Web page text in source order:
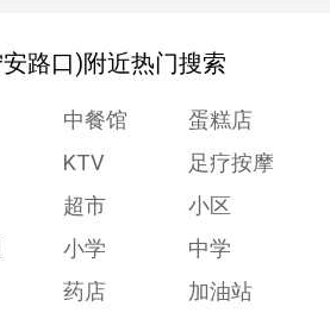
路口)附近热门搜索
中餐馆
蛋糕店
KTV
足疗按摩
超市
小区
小学
中学
药店
加油站